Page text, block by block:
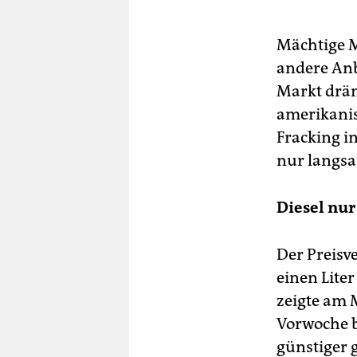
Mächtige
andere
Markt
Fracking
nur
Diesel
Der
einen Liter
zeigte am
Vorwoche
günstiger